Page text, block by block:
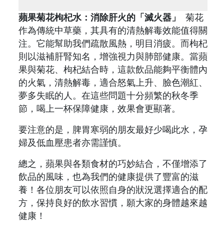
蘋果菊花枸杞水：消除肝火的「滅火器」
菊花
作為傳統中草藥，其具有的清熱解毒效能值得關
注。它能幫助我們疏散風熱，明目消疲。而枸杞
則以滋補肝腎知名，增強視力與肺部健康。當蘋
果與菊花、枸杞結合時，這款飲品能夠平衡體內
的火氣，清熱解毒，適合怒氣上升、臉色潮紅、
夢多失眠的人。在這些問題十分頻繁的秋冬季
節，喝上一杯保障健康，效果會更顯著。
要注意的是，脾胃寒弱的朋友最好少喝此水，孕
婦及低血壓患者亦需謹慎。
總之，蘋果與各類食材的巧妙結合，不僅增添了
飲品的風味，也為我們的健康提供了豐富的滋
養！各位朋友可以依照自身的狀況選擇適合的配
方，保持良好的飲水習慣，願大家的身體越來越
健康！